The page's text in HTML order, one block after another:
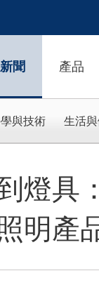
新聞 產品
與技術 生活
燈具
明產